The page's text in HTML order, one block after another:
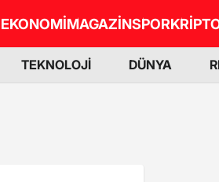
EKONOMİMAGAZİNSPOR
TEKNOLOJİ DÜNYA